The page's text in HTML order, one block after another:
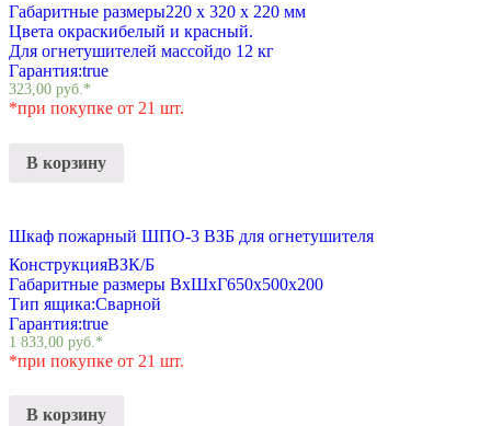
Габаритные размеры220 х 320 х 220 мм
Цвета окраскибелый и красный.
Для огнетушителей массойдо 12 кг
Гарантия:true
323,00 руб. *
*при покупке от 21 шт.
В корзину
Шкаф пожарный ШПО-3 ВЗБ для огнетушителя
КонструкцияВЗК/Б
Габаритные размеры ВхШхГ650х500х200
Тип ящика:Сварной
Гарантия:true
1 833,00 руб. *
*при покупке от 21 шт.
В корзину